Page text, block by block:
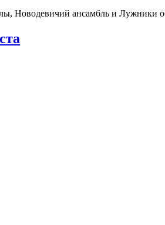
Новодевичий ансамбль и Лужники